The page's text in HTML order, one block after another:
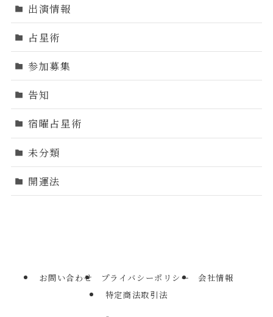
出演情報
占星術
参加募集
告知
宿曜占星術
未分類
開運法
お問い合わせ プライバシーポリシー
会社情報
特定商法取引法